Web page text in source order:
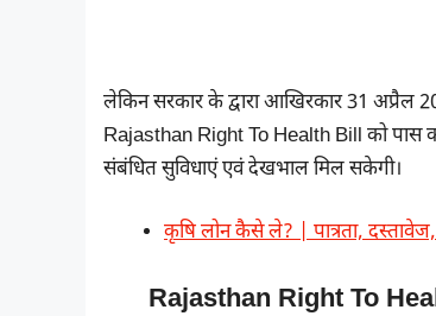
लेकिन सरकार के द्वारा आखिरकार 31 अप्रैल
Rajasthan Right To Health Bill को पास
संबंधित सुविधाएं एवं देखभाल मिल सकेगी।
कृषि लोन कैसे ले? | पात्रता,
Rajasthan Right To